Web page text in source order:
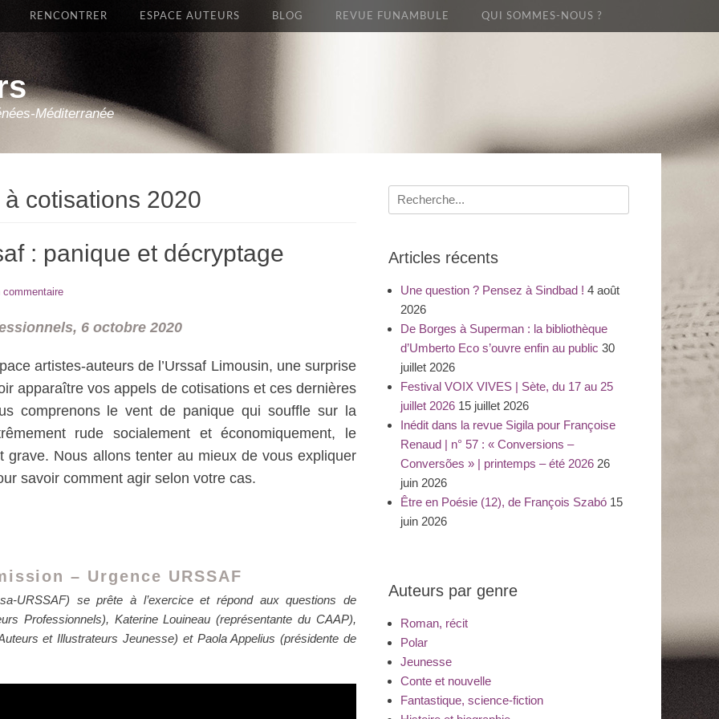
Méditerranée
RENCONTRER ESPACE AUTEURS BLOG REVUE FUNAMBULE QUI SOMMES-NOUS ?
cotisations 2020
: panique et décryptage
commentaire
6 octobre 2020
artistes-auteurs de l’Urssaf Limousin, une surprise
apparaître vos appels de cotisations et ces dernières
comprenons le vent de panique qui souffle sur la
rude socialement et économiquement, le
grave. Nous allons tenter au mieux de vous expliquer
savoir comment agir selon votre cas.
– Urgence URSSAF
URSSAF) se prête à l’exercice et répond aux questions de
Professionnels), Katerine Louineau (représentante du CAAP),
et Illustrateurs Jeunesse) et Paola Appelius (présidente de
Recherche
pour
Articles récents
Une question ? Pensez à Sindbad ! 4 août
2026
De Borges à Superman : la bibliothèque
d’Umberto Eco s’ouvre enfin au public 30
juillet 2026
Festival VOIX VIVES | Sète, du 17 au 25
juillet 2026 15 juillet 2026
Inédit dans la revue Sigila pour Françoise
Renaud | n° 57 : « Conversions –
Conversões » | printemps – été 2026 26
juin 2026
Être en Poésie (12), de François Szabó 15
juin 2026
Auteurs par genre
Roman, récit
Polar
Jeunesse
Conte et nouvelle
Fantastique, science-fiction